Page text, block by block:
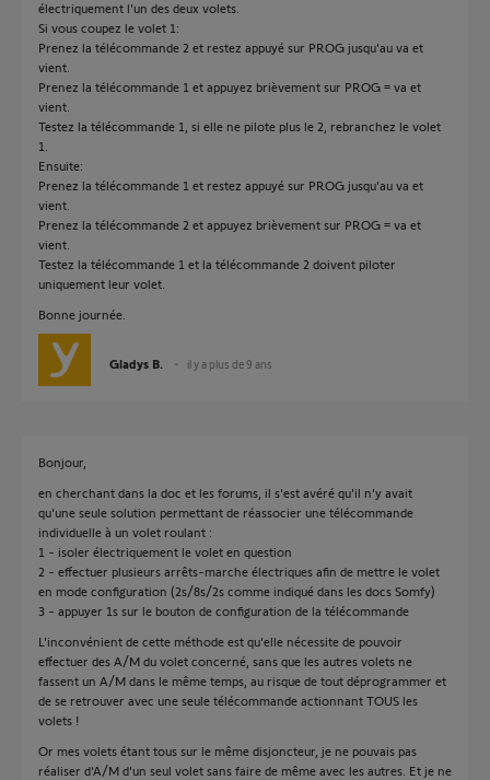
électriquement l'un des deux volets.
Si vous coupez le volet 1:
Prenez la télécommande 2 et restez appuyé sur PROG jusqu'au va et
vient.
Prenez la télécommande 1 et appuyez brièvement sur PROG = va et
vient.
Testez la télécommande 1, si elle ne pilote plus le 2, rebranchez le volet
1.
Ensuite:
Prenez la télécommande 1 et restez appuyé sur PROG jusqu'au va et
vient.
Prenez la télécommande 2 et appuyez brièvement sur PROG = va et
vient.
Testez la télécommande 1 et la télécommande 2 doivent piloter
uniquement leur volet.
Bonne journée.
Gladys B. il y a plus de 9 ans
Bonjour,
en cherchant dans la doc et les forums, il s'est avéré qu'il n'y avait
qu'une seule solution permettant de réassocier une télécommande
individuelle à un volet roulant :
1 - isoler électriquement le volet en question
2 - effectuer plusieurs arrêts-marche électriques afin de mettre le volet
en mode configuration (2s/8s/2s comme indiqué dans les docs Somfy)
3 - appuyer 1s sur le bouton de configuration de la télécommande
L'inconvénient de cette méthode est qu'elle nécessite de pouvoir
effectuer des A/M du volet concerné, sans que les autres volets ne
fassent un A/M dans le même temps, au risque de tout déprogrammer et
de se retrouver avec une seule télécommande actionnant TOUS les
volets !
Or mes volets étant tous sur le même disjoncteur, je ne pouvais pas
réaliser d'A/M d'un seul volet sans faire de même avec les autres. Et je ne